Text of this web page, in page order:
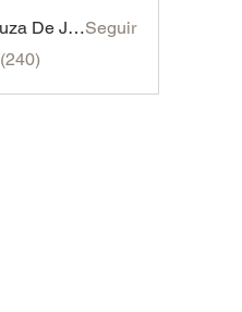
Yasmin Ketlen Souza De JesusSeguir